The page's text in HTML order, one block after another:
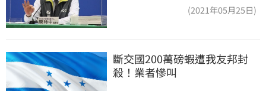
(2021年05月25日)
斷交國200萬磅蝦遭我友邦封
殺！業者慘叫